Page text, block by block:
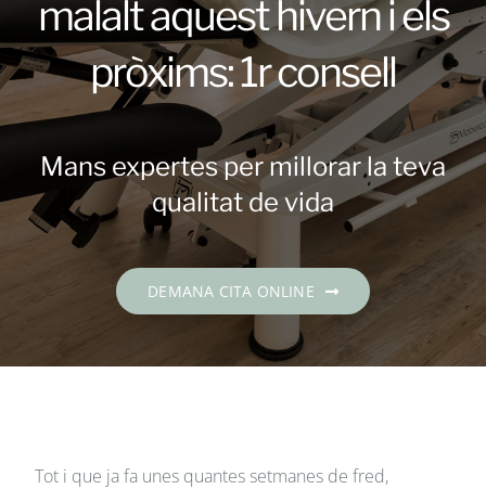
Contacte
DEMANA CITA
Català
malalt aquest hivern i els
pròxims: 1r consell
Mans expertes per millorar la teva
qualitat de vida
DEMANA CITA ONLINE
Tot i que ja fa unes quantes setmanes de fred,